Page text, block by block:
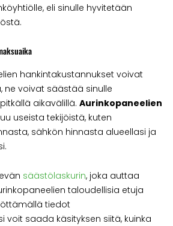
eli sinulle hyvitetään
hankintakustannukset voivat
ne voivat säästää sinulle
aikavälillä. Aurinkopaneelien
useista tekijöistä, kuten
sähkön hinnasta alueellasi ja
säästölaskurin, joka auttaa
taloudellisia etuja
tiedot
voit saada käsityksen siitä, kuinka